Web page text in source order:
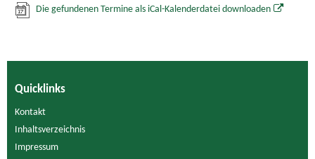
Die gefundenen Termine als iCal-Kalenderdatei downloaden
Quicklinks
Kontakt
Inhaltsverzeichnis
Impressum